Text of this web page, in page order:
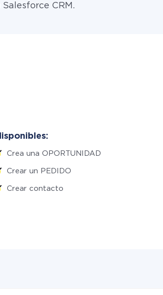
CRM.
Crea una OPORTUNIDAD
Crear un PEDIDO
Crear contacto